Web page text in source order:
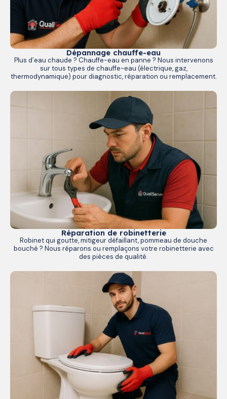
Dépannage chauffe-eau
Plus d’eau chaude ? Chauffe-eau en panne ? Nous intervenons
sur tous types de chauffe-eau (électrique, gaz,
thermodynamique) pour diagnostic, réparation ou remplacement.
Réparation de robinetterie
Robinet qui goutte, mitigeur défaillant, pommeau de douche
bouché ? Nous réparons ou remplaçons votre robinetterie avec
des pièces de qualité.